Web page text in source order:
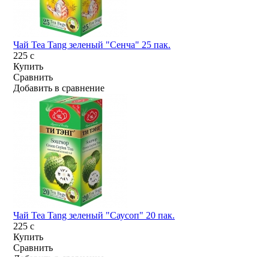
Чай Tea Tang зеленый "Сенча" 25 пак.
225c
Купить
Сравнить
Добавить в сравнение
Чай Tea Tang зеленый "Саусоп" 20 пак.
225c
Купить
Сравнить